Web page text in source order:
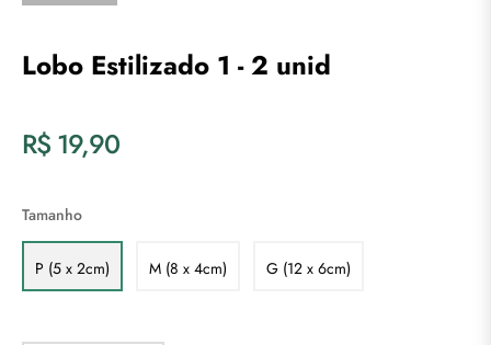
Lobo Estilizado 1 - 2 unid
R$ 19,90
Tamanho
P (5 x 2cm) M (8 x 4cm) G (12 x 6cm)